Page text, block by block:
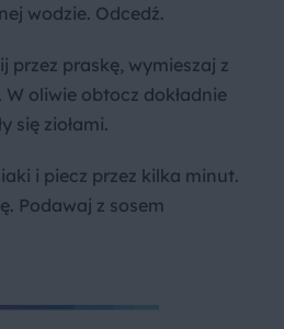
wodzie. Odcedź.
przez praskę, wymieszaj z
W oliwie obtocz dokładnie
się ziołami.
i piecz przez kilka minut.
Podawaj z sosem